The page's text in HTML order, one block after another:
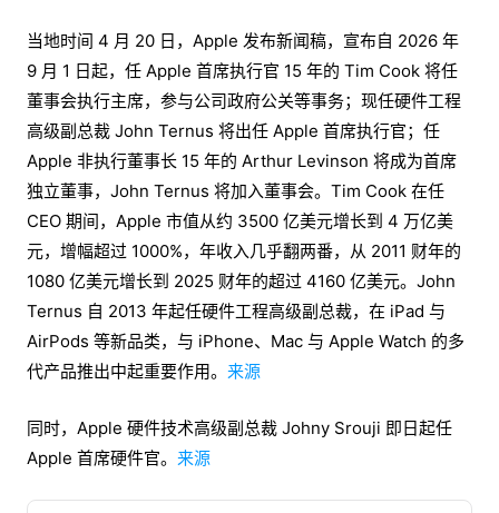
当地时间 4 月 20 日，Apple 发布新闻稿，宣布自 2026 年
9 月 1 日起，任 Apple 首席执行官 15 年的 Tim Cook 将任
董事会执行主席，参与公司政府公关等事务；现任硬件工程
高级副总裁 John Ternus 将出任 Apple 首席执行官；任
Apple 非执行董事长 15 年的 Arthur Levinson 将成为首席
独立董事，John Ternus 将加入董事会。Tim Cook 在任
CEO 期间，Apple 市值从约 3500 亿美元增长到 4 万亿美
元，增幅超过 1000%，年收入几乎翻两番，从 2011 财年的
1080 亿美元增长到 2025 财年的超过 4160 亿美元。John
Ternus 自 2013 年起任硬件工程高级副总裁，在 iPad 与
AirPods 等新品类，与 iPhone、Mac 与 Apple Watch 的多
代产品推出中起重要作用。 来源
同时，Apple 硬件技术高级副总裁 Johny Srouji 即日起任
Apple 首席硬件官。 来源